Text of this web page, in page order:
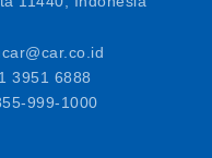
3951 6888
999-1000